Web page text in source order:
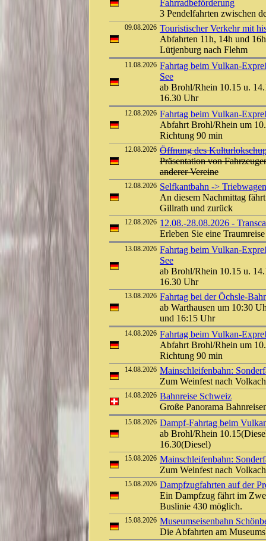
Fahrradbeförderung
3 Pendelfahrten zwischen
09.08.2026 Touristischer Verkehr mit
Abfahrten 11h, 14h und
Lütjenburg nach Flehm
11.08.2026 Fahrtag beim Vulkan-
See
ab Brohl/Rhein 10.15 u.
16.30 Uhr
12.08.2026 Fahrtag beim Vulkan-
Abfahrt Brohl/Rhein um
Richtung 90 min
12.08.2026 Öffnung des
Präsentation von
anderer Vereine
12.08.2026 Selfkantbahn ->
An diesem Nachmittag
Gillrath und zurück
12.08.2026 12.08.-28.08.2026 -
Erleben Sie eine
13.08.2026 Fahrtag beim Vulkan-
See
ab Brohl/Rhein 10.15 u.
16.30 Uhr
13.08.2026 Fahrtag bei der Öchsle-
ab Warthausen um 10:30
und 16:15 Uhr
14.08.2026 Fahrtag beim Vulkan-
Abfahrt Brohl/Rhein um
Richtung 90 min
14.08.2026 Mainschleifenbahn:
Zum Weinfest nach
14.08.2026 Bahnreise Schweiz
Große Panorama
15.08.2026 Dampf-Fahrtag beim
ab Brohl/Rhein
16.30(Diesel)
15.08.2026 Mainschleifenbahn:
Zum Weinfest nach
15.08.2026 Dampfzugfahrten auf der
Ein Dampfzug fährt im
Buslinie 430 möglich.
15.08.2026 Museumseisenbahn
Die Abfahrten am